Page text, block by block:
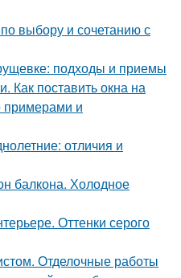
выбору и сочетанию с
подходы и приемы
Как поставить окна на
примерами и
отличия и
балкона. Холодное
Оттенки серого
Отделочные работы